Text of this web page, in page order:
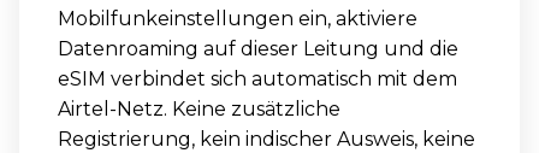
Mobilfunkeinstellungen ein, aktiviere
Datenroaming auf dieser Leitung und die
eSIM verbindet sich automatisch mit dem
Airtel-Netz. Keine zusätzliche
Registrierung, kein indischer Ausweis, keine